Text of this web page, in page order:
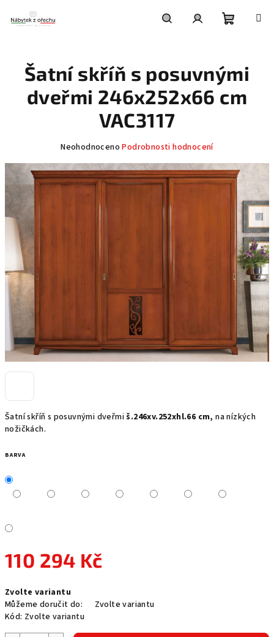
obsah
košík
Šatní skříň s posuvnými dveřmiš.246xv.252xhl.66 cm, na nízkých
nožičkách.
BARVA
110 294 Kč
cena:
Zvolte variantu
Můžeme doručit do:
Zvolte variantu
Kód: Zvolte variantu
Šatní skříň s posuvnými
dveřmi 246x252x66 cm
VAC3117
Průměrné
produktu
je
Neohodnoceno Podrobnosti hodnocení